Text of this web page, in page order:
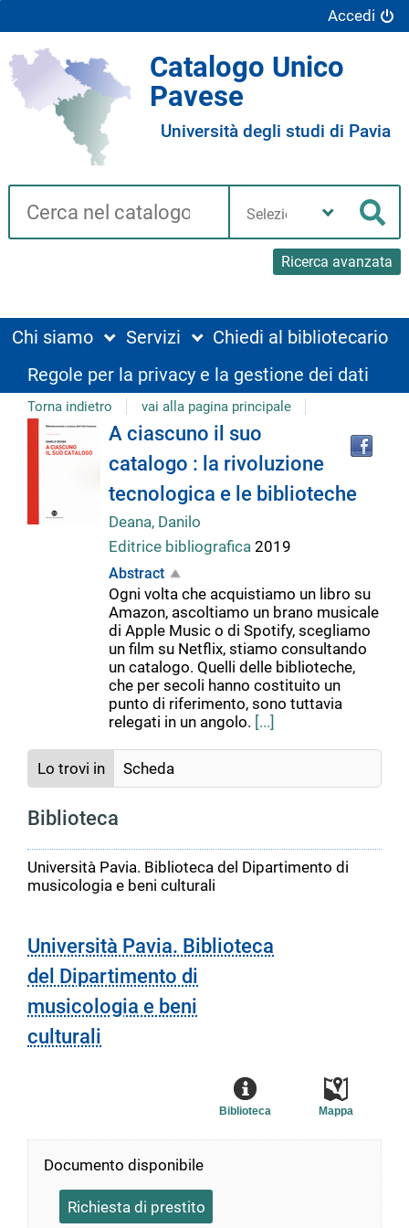
Accedi
Catalogo Unico
Pavese
Università degli studi di Pavia
Cerca su "Catalogo"
Ricerca avanzata
biblioteca
Chi siamo Servizi
Chiedi al bibliotecario
Regole per la privacy e la gestione dei dati
Torna indietro vai alla pagina principale
Dettaglio
documento
A ciascuno il suo
catalogo : la rivoluzione
tecnologica e le biblioteche
Deana, Danilo
Editrice bibliografica 2019
Abstract
Ogni volta che acquistiamo un libro su
Amazon, ascoltiamo un brano musicale
di Apple Music o di Spotify, scegliamo
un film su Netflix, stiamo consultando
un catalogo. Quelli delle biblioteche,
che per secoli hanno costituito un
punto di riferimento, sono tuttavia
relegati in un angolo. [...]
Lo trovi in Scheda
Biblioteca
Università Pavia. Biblioteca del Dipartimento di
musicologia e beni culturali
Università Pavia. Biblioteca
del Dipartimento di
musicologia e beni
culturali
Mappa
Biblioteca
Documento disponibile
Richiesta di prestito